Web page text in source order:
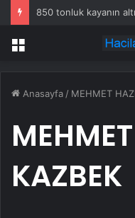
850 tonluk kayanın
Menü
Anasayfa / MEHMET
KAZBEK